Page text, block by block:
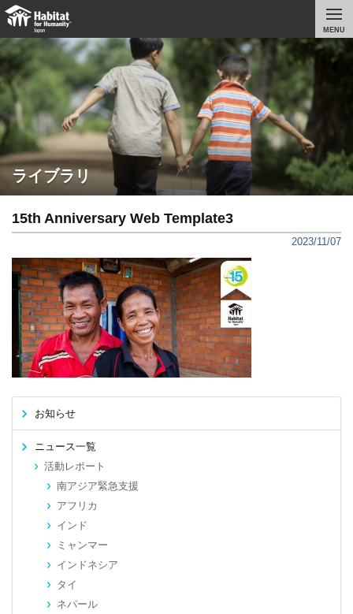
MENU
ライブラリ
15th Anniversary Web Template3
2023/11/07
お知らせ
ニュース一覧
活動レポート
南アジア緊急支援
アフリカ
インド
ミャンマー
インドネシア
タイ
ネパール